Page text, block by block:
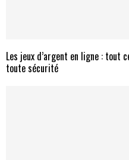
Les jeux d’argent en ligne : tout
toute sécurité